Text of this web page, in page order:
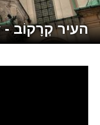
העיר קְרָקוֹב - Kraków